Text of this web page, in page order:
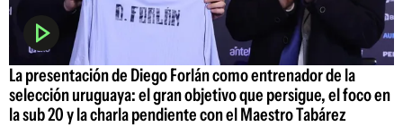
La presentación de Diego Forlán como entrenador de la
selección uruguaya: el gran objetivo que persigue, el foco en
la sub 20 y la charla pendiente con el Maestro Tabárez